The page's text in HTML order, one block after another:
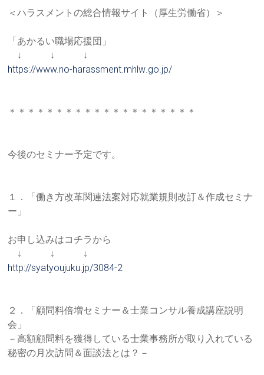
＜ハラスメントの総合情報サイト（厚生労働省）＞
「あかるい職場応援団」
↓ ↓ ↓
https://www.no-harassment.mhlw.go.jp/
＊＊＊＊＊＊＊＊＊＊＊＊＊＊＊＊＊＊＊＊
今後のセミナー予定です。
１．「働き方改革関連法案対応就業規則改訂＆作成セミナ
ー」
お申し込みはコチラから
↓ ↓ ↓
http://syatyoujuku.jp/3084-2
２．「顧問料倍増セミナー＆士業コンサル養成講座説明
会」
－高額顧問料を獲得している士業事務所が取り入れている
秘密の月 次訪問＆面談法とは？－